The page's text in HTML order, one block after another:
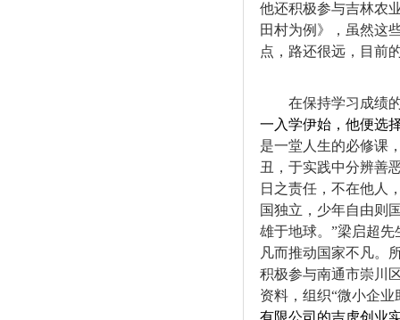
他还积极参与吉林农
田村为例》，虽然这
点，路还很远，目前
在保持学习成绩
一入学伊始，他便选
是一堂人生的必修课
丑，于实践中分辨善
日之责任，不在他人
国独立，少年自由则
雄于地球。 ”梁启超先
凡而推动国家不凡。
积极参与南通市崇川
资料，组织“微小企业
有限公司的吉虎创业